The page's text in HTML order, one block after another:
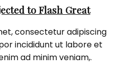
to Flash Great
consectetur adipiscing
incididunt ut labore et
ad minim veniam,.